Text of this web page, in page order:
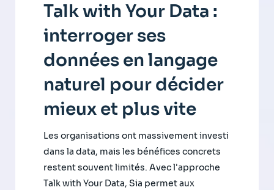
Talk with Your Data :
interroger ses
données en langage
naturel pour décider
mieux et plus vite
Les organisations ont massivement investi
dans la data, mais les bénéfices concrets
restent souvent limités. Avec l'approche
Talk with Your Data, Sia permet aux